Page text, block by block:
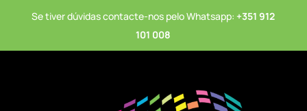
Se tiver dúvidas contacte-nos pelo Whatsapp: +351 912
101 008